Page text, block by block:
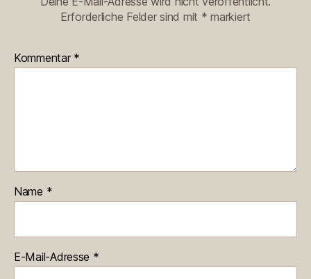
Erforderliche Felder sind mit * markiert
Kommentar *
Name *
E-Mail-Adresse *